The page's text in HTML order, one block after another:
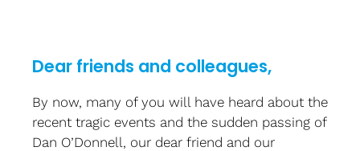
Dear friends and colleagues,
By now, many of you will have heard about the
recent tragic events and the sudden passing of
Dan O’Donnell, our dear friend and our